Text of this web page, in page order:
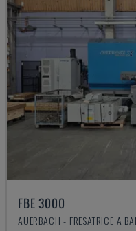
FBE 3000
AUERBACH - FRESATRICE A